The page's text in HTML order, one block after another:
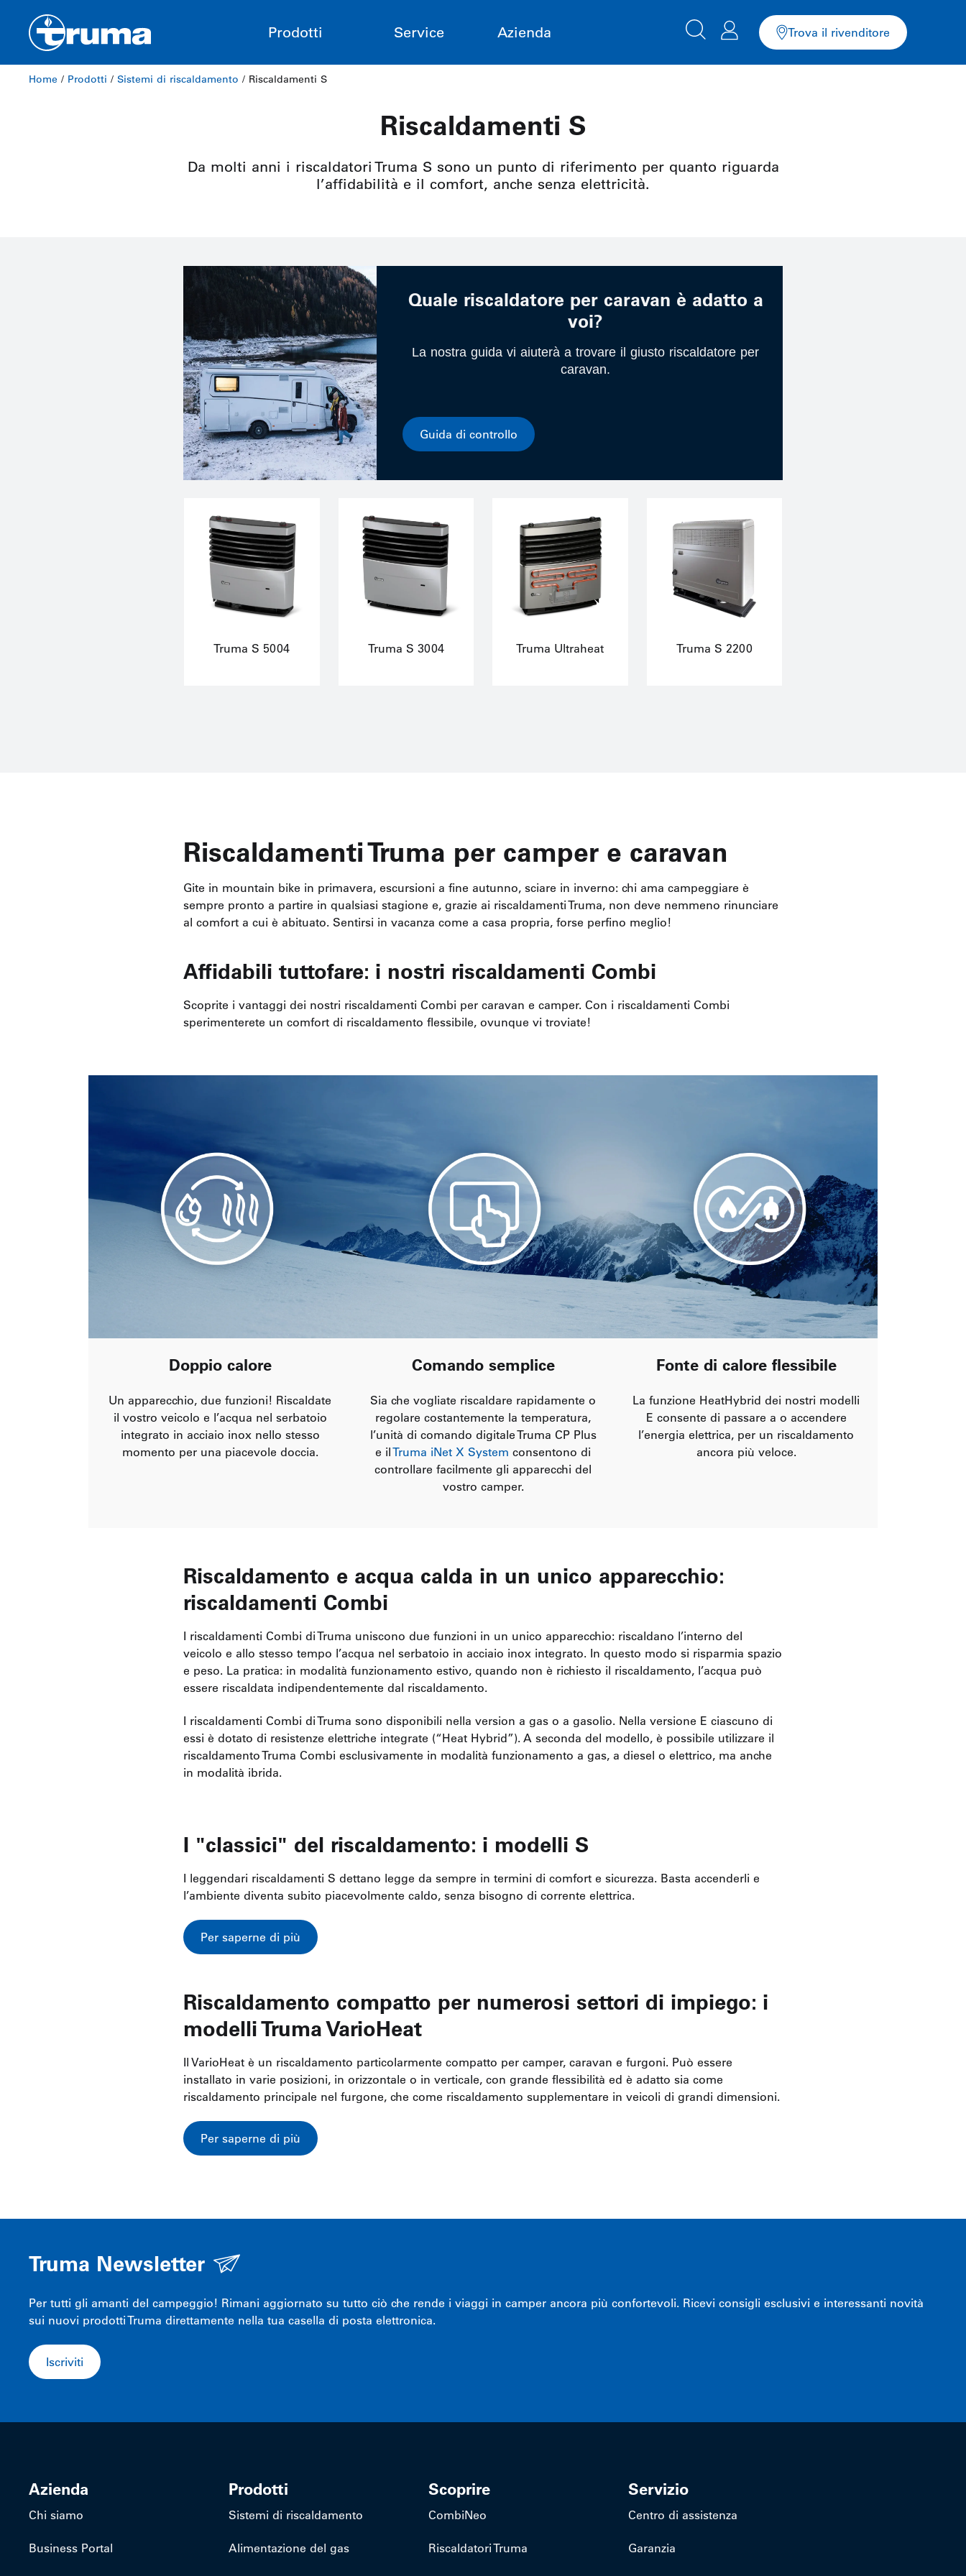
Prodotti Service Azienda Trova il rivenditore
Home / Prodotti / Sistemi di riscaldamento / Riscaldamenti S
Riscaldamenti S
Da molti anni i riscaldatori Truma S sono un punto di riferimento per quanto riguarda
l’affidabilità e il comfort, anche senza elettricità.
Quale riscaldatore per caravan è adatto a
voi?
La nostra guida vi aiuterà a trovare il giusto riscaldatore per
caravan.
Guida di controllo
Truma S 5004 Truma S 3004 Truma Ultraheat Truma S 2200
Riscaldamenti Truma per camper e caravan
Gite in mountain bike in primavera, escursioni a fine autunno, sciare in inverno: chi ama campeggiare è
sempre pronto a partire in qualsiasi stagione e, grazie ai riscaldamenti Truma, non deve nemmeno rinunciare
al comfort a cui è abituato. Sentirsi in vacanza come a casa propria, forse perfino meglio!
Affidabili tuttofare: i nostri riscaldamenti Combi
Scoprite i vantaggi dei nostri riscaldamenti Combi per caravan e camper. Con i riscaldamenti Combi
sperimenterete un comfort di riscaldamento flessibile, ovunque vi troviate!
Doppio calore
Un apparecchio, due funzioni! Riscaldate
il vostro veicolo e l’acqua nel serbatoio
integrato in acciaio inox nello stesso
momento per una piacevole doccia.
Comando semplice
Sia che vogliate riscaldare rapidamente o
regolare costantemente la temperatura,
l’unità di comando digitale Truma CP Plus
e ilTruma iNet X System consentono di
controllare facilmente gli apparecchi del
vostro camper.
Fonte di calore flessibile
La funzione HeatHybrid dei nostri modelli
E consente di passare a o accendere
l’energia elettrica, per un riscaldamento
ancora più veloce.
Riscaldamento e acqua calda in un unico apparecchio:
riscaldamenti Combi
I riscaldamenti Combi di Truma uniscono due funzioni in un unico apparecchio: riscaldano l’interno del
veicolo e allo stesso tempo l’acqua nel serbatoio in acciaio inox integrato. In questo modo si risparmia spazio
e peso. La pratica: in modalità funzionamento estivo, quando non è richiesto il riscaldamento, l’acqua può
essere riscaldata indipendentemente dal riscaldamento.
I riscaldamenti Combi di Truma sono disponibili nella version a gas o a gasolio. Nella versione E ciascuno di
essi è dotato di resistenze elettriche integrate (“Heat Hybrid”). A seconda del modello, è possibile utilizzare il
riscaldamento Truma Combi esclusivamente in modalità funzionamento a gas, a diesel o elettrico, ma anche
in modalità ibrida.
I "classici" del riscaldamento: i modelli S
I leggendari riscaldamenti S dettano legge da sempre in termini di comfort e sicurezza. Basta accenderli e
l’ambiente diventa subito piacevolmente caldo, senza bisogno di corrente elettrica.
Per saperne di più
Riscaldamento compatto per numerosi settori di impiego: i
modelli Truma VarioHeat
Il VarioHeat è un riscaldamento particolarmente compatto per camper, caravan e furgoni. Può essere
installato in varie posizioni, in orizzontale o in verticale, con grande flessibilità ed è adatto sia come
riscaldamento principale nel furgone, che come riscaldamento supplementare in veicoli di grandi dimensioni.
Per saperne di più
Truma Newsletter
Per tutti gli amanti del campeggio! Rimani aggiornato su tutto ciò che rende i viaggi in camper ancora più confortevoli. Ricevi consigli esclusivi e interessanti novità
sui nuovi prodotti Truma direttamente nella tua casella di posta elettronica.
Iscriviti
Azienda
Chi siamo
Business Portal
Prodotti
Sistemi di riscaldamento
Alimentazione del gas
Scoprire
CombiNeo
Riscaldatori Truma
Servizio
Centro di assistenza
Garanzia